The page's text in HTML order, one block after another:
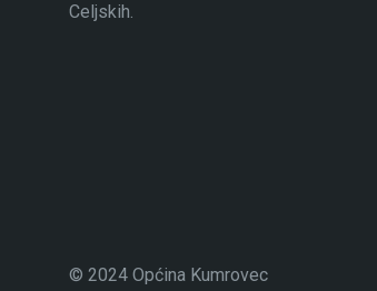
Celjskih.
© 2024 Općina Kumrovec